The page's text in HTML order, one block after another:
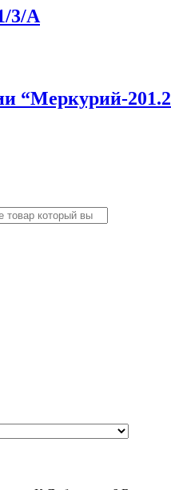
3/A
“Меркурий-201.2